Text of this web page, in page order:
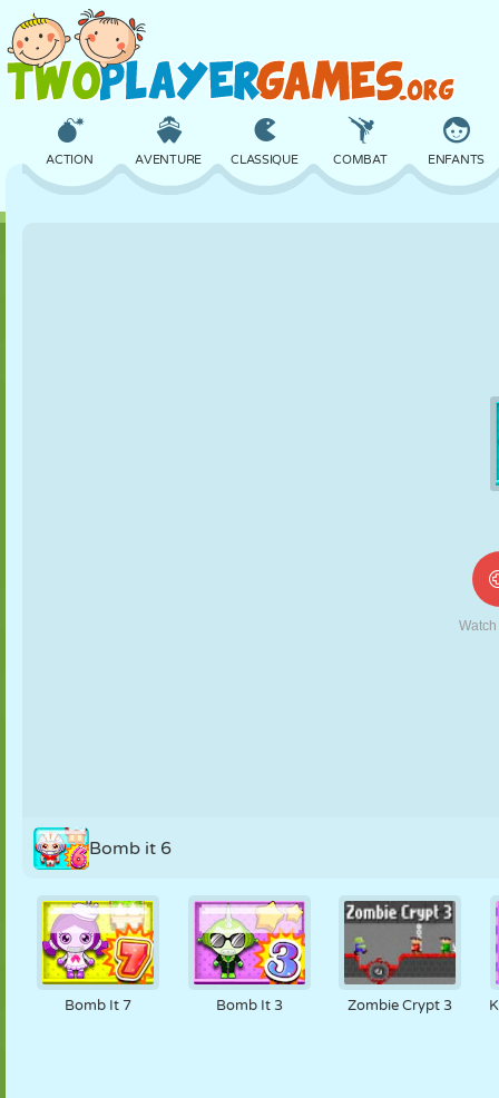
ACTION AVENTURE CLASSIQUE COMBAT ENFANTS
Bomb it 6
Bomb It 7 Bomb It 3 Zombie Crypt 3